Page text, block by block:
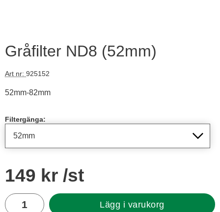
Gråfilter ND8 (52mm)
Art nr: 925152
52mm-82mm
Filtergänga:
pris
149 kr /st
antal
Lägg i varukorg